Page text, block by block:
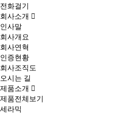
전화걸기
회사소개
인사말
회사개요
회사연혁
인증현황
회사조직도
오시는 길
제품소개
제품전체보기
세라믹